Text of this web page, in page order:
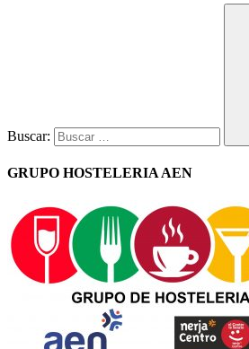
Buscar:
GRUPO HOSTELERIA AEN